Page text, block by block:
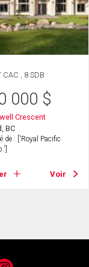
CAC , 8 SDB
000 $
Crescent
BC
de : ['Royal Pacific
Voir